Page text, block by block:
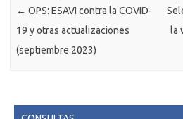
← OPS: ESAVI contra la COVID-
19 y otras actualizaciones
(septiembre 2023)
la